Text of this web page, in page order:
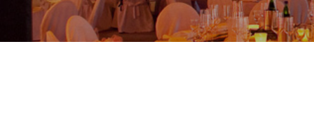
Anmelden
We
Mon -